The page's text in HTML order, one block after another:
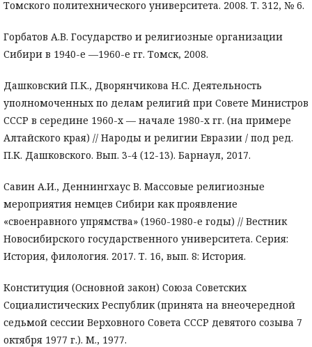
Томского политехнического университета. 2008. Т. 312, № 6.
Горбатов А.В. Государство и религиозные организации
Сибири в 1940-е —1960-е гг. Томск, 2008.
Дашковский П.К., Дворянчикова Н.С. Деятельность
уполномоченных по делам религий при Совете Министров
СССР в середине 1960-х — начале 1980-х гг. (на примере
Алтайского края) // Народы и религии Евразии / под ред.
П.К. Дашковского. Вып. 3-4 (12-13). Барнаул, 2017.
Савин А.И., Деннингхаус В. Массовые религиозные
мероприятия немцев Сибири как проявление
«своенравного упрямства» (1960-1980-е годы) // Вестник
Новосибирского государственного университета. Серия:
История, филология. 2017. Т. 16, вып. 8: История.
Конституция (Основной закон) Союза Советских
Социалистических Республик (принята на внеочередной
седьмой сессии Верховного Совета СССР девятого созыва 7
октября 1977 г.). М., 1977.